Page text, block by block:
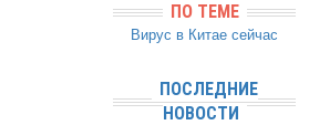
ПО ТЕМЕ
Вирус в Китае сейчас
ПОСЛЕДНИЕ
НОВОСТИ